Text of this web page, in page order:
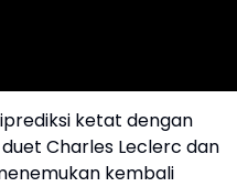
ketat dengan
Charles Leclerc dan
kembali